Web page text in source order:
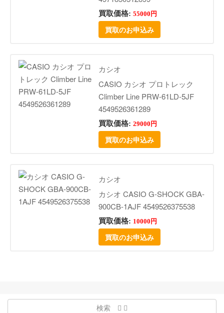
買取価格: 55000円
買取のお申込み
カシオ
CASIO カシオ プロトレック
Climber Line PRW-61LD-5JF
4549526361289
買取価格: 29000円
買取のお申込み
カシオ
カシオ CASIO G-SHOCK GBA-
900CB-1AJF 4549526375538
買取価格: 10000円
買取のお申込み
検索